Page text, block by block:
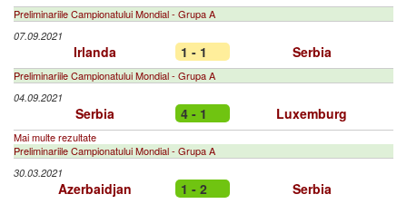
Preliminariile Campionatului Mondial - Grupa A
07.09.2021
Irlanda 1 - 1 Serbia
Preliminariile Campionatului Mondial - Grupa A
04.09.2021
Serbia 4 - 1 Luxemburg
Mai multe rezultate
Preliminariile Campionatului Mondial - Grupa A
30.03.2021
Azerbaidjan 1 - 2 Serbia